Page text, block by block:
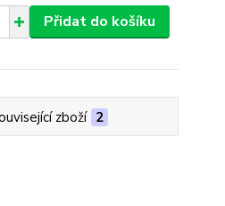
Přidat do košíku
zboží 2